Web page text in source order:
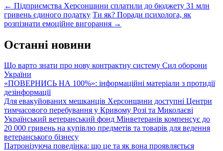
Post
navigation
← Підприємства Херсонщини сплатили до бюджету 31 млн
гривень єдиного податку Ти як? Поради психолога, як
розпізнати емоційне вигорання →
Останні новини
Що варто знати про нову контрактну систему Сил оборони
України
«ПОВЕРНИСЬ НА 100%»: інформаційні матеріали з протидії
дезінформації
Для евакуйованих мешканців Херсонщини доступні Центри
тимчасового перебування у Кривому Розі та Миколаєві
Український ветеранський фонд Мінветеранів компенсує до
20 000 гривень на купівлю предметів та товарів для ведення
ветеранського бізнесу
Патронізуюча поведінка: що це та як вона проявляється